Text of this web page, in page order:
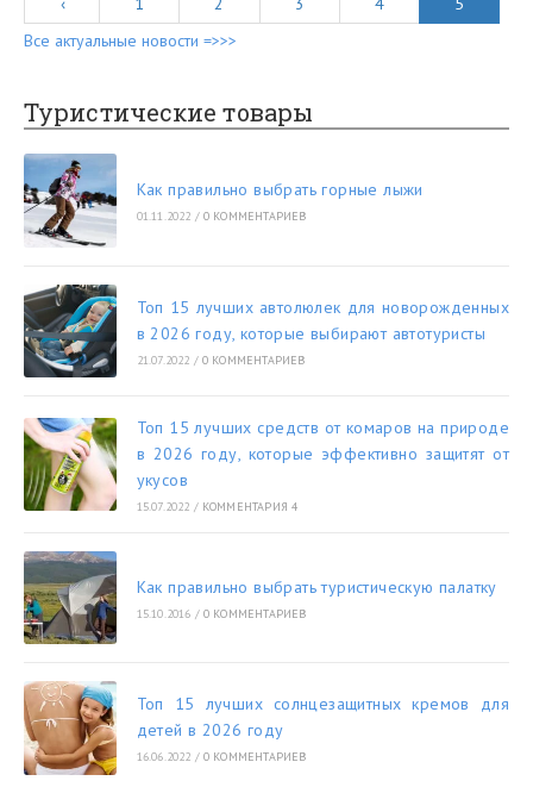
Все актуальные новости =>>>
Туристические товары
Как правильно выбрать горные лыжи
01.11.2022 / 0 КОММЕНТАРИЕВ
Топ 15 лучших автолюлек для новорожденных
в 2026 году, которые выбирают автотуристы
21.07.2022 / 0 КОММЕНТАРИЕВ
Топ 15 лучших средств от комаров на природе
в 2026 году, которые эффективно защитят от
укусов
15.07.2022 / КОММЕНТАРИЯ 4
Как правильно выбрать туристическую палатку
15.10.2016 / 0 КОММЕНТАРИЕВ
Топ 15 лучших солнцезащитных кремов для
детей в 2026 году
16.06.2022 / 0 КОММЕНТАРИЕВ